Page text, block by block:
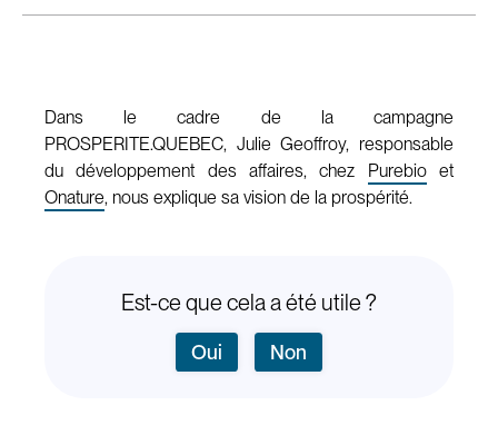
Dans le cadre de la campagne
PROSPERITE.QUEBEC, Julie Geoffroy, responsable
du développement des affaires, chez
Purebioet
Onature, nous explique sa vision de la prospérité.
Est-ce que cela a été utile ?
Oui Non